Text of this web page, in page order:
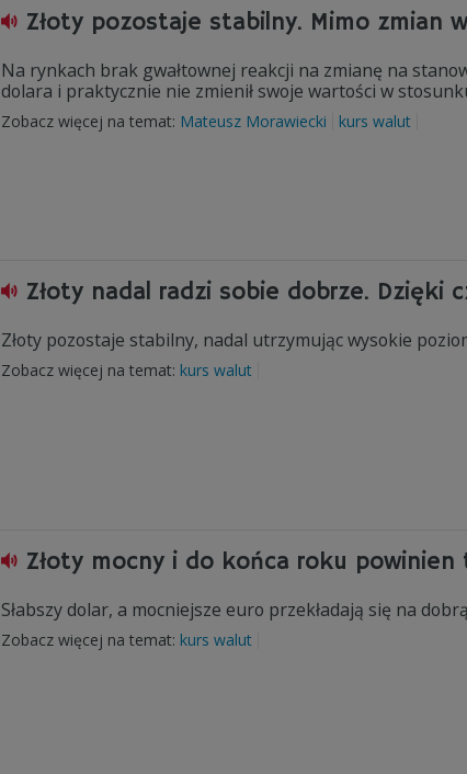
Złoty pozostaje stabilny. Mimo zmian
Na rynkach brak gwałtownej reakcji na zmianę na
dolara i praktycznie nie zmienił swoje wartości w
Zobacz więcej na temat: Mateusz Morawiecki kurs walut
Złoty nadal radzi sobie dobrze. Dzięki
Złoty pozostaje stabilny, nadal utrzymując wysokie
Zobacz więcej na temat: kurs walut
Złoty mocny i do końca roku
Słabszy dolar, a mocniejsze euro przekładają się na
Zobacz więcej na temat: kurs walut